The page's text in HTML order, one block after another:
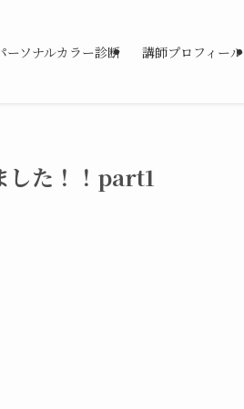
ーソナルカラー診断 講師プロフィール
した！！part1